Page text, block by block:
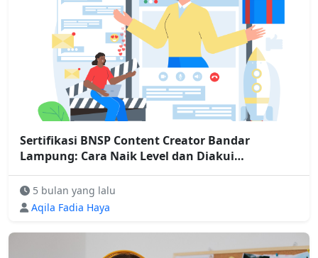
Sertifikasi BNSP Content Creator Bandar
Lampung: Cara Naik Level dan Diakui
Profesional
5 bulan yang lalu
Aqila Fadia Haya